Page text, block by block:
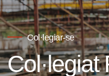
Col·legiar-se
Col·legiat